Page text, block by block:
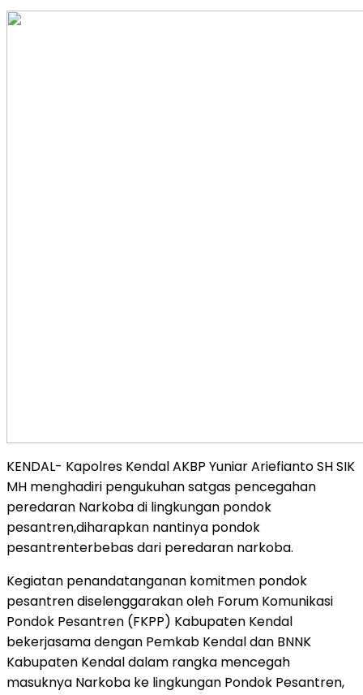
KENDAL- Kapolres Kendal AKBP Yuniar Ariefianto SH SIK
MH menghadiri pengukuhan satgas pencegahan
peredaran Narkoba di lingkungan pondok
pesantren,diharapkan nantinya pondok
pesantrenterbebas dari peredaran narkoba.
Kegiatan penandatanganan komitmen pondok
pesantren diselenggarakan oleh Forum Komunikasi
Pondok Pesantren (FKPP) Kabupaten Kendal
bekerjasama dengan Pemkab Kendal dan BNNK
Kabupaten Kendal dalam rangka mencegah
masuknya Narkoba ke lingkungan Pondok Pesantren,